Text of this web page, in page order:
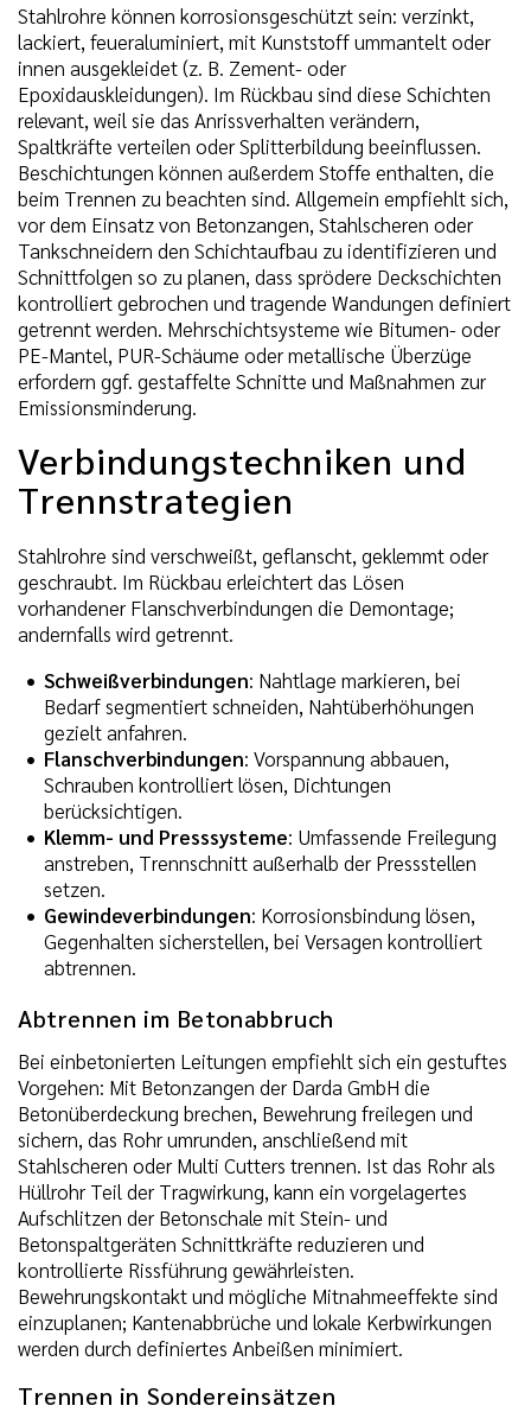
Stahlrohre können korrosionsgeschützt sein: verzinkt,
lackiert, feueraluminiert, mit Kunststoff ummantelt oder
innen ausgekleidet (z. B. Zement- oder
Epoxidauskleidungen). Im Rückbau sind diese Schichten
relevant, weil sie das Anrissverhalten verändern,
Spaltkräfte verteilen oder Splitterbildung beeinflussen.
Beschichtungen können außerdem Stoffe enthalten, die
beim Trennen zu beachten sind. Allgemein empfiehlt sich,
vor dem Einsatz von Betonzangen, Stahlscheren oder
Tankschneidern den Schichtaufbau zu identifizieren und
Schnittfolgen so zu planen, dass sprödere Deckschichten
kontrolliert gebrochen und tragende Wandungen definiert
getrennt werden. Mehrschichtsysteme wie Bitumen- oder
PE-Mantel, PUR-Schäume oder metallische Überzüge
erfordern ggf. gestaffelte Schnitte und Maßnahmen zur
Emissionsminderung.
Verbindungstechniken und
Trennstrategien
Stahlrohre sind verschweißt, geflanscht, geklemmt oder
geschraubt. Im Rückbau erleichtert das Lösen
vorhandener Flanschverbindungen die Demontage;
andernfalls wird getrennt.
Schweißverbindungen: Nahtlage markieren, bei
Bedarf segmentiert schneiden, Nahtüberhöhungen
gezielt anfahren.
Flanschverbindungen: Vorspannung abbauen,
Schrauben kontrolliert lösen, Dichtungen
berücksichtigen.
Klemm- und Presssysteme: Umfassende Freilegung
anstreben, Trennschnitt außerhalb der Pressstellen
setzen.
Gewindeverbindungen: Korrosionsbindung lösen,
Gegenhalten sicherstellen, bei Versagen kontrolliert
abtrennen.
Abtrennen im Betonabbruch
Bei einbetonierten Leitungen empfiehlt sich ein gestuftes
Vorgehen: Mit Betonzangen der Darda GmbH die
Betonüberdeckung brechen, Bewehrung freilegen und
sichern, das Rohr umrunden, anschließend mit
Stahlscheren oder Multi Cutters trennen. Ist das Rohr als
Hüllrohr Teil der Tragwirkung, kann ein vorgelagertes
Aufschlitzen der Betonschale mit Stein- und
Betonspaltgeräten Schnittkräfte reduzieren und
kontrollierte Rissführung gewährleisten.
Bewehrungskontakt und mögliche Mitnahmeeffekte sind
einzuplanen; Kantenabbrüche und lokale Kerbwirkungen
werden durch definiertes Anbeißen minimiert.
Trennen in Sondereinsätzen